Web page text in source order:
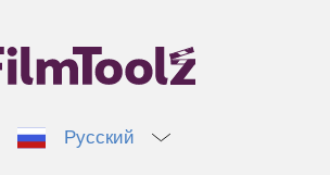
Русский